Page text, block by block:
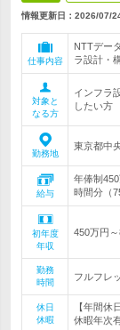
情報更新日：2026/07/
仕事内容
NTTデー
ラ設計・
対象と
なる方
インフラ
したい方
勤務地
東京都中
給与
年俸制
時間分（
初年度
年収
450万円
勤務
時間
フルフレ
休日
休暇
【年間休
休暇年次